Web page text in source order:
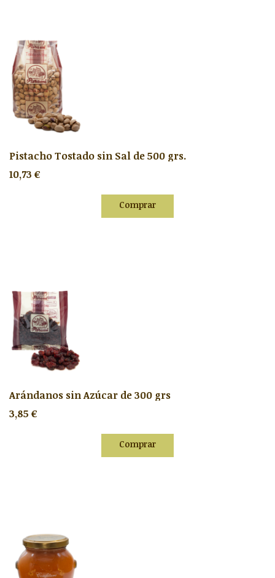
Pistacho Tostado sin Sal de 500 grs.
10,73 €
Comprar
Arándanos sin Azúcar de 300 grs
3,85 €
Comprar